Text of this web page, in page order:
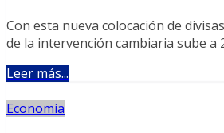
Con esta nueva colocación de
de la intervención cambiaria sube a
Leer más...
Economía